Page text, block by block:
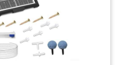
météorologiques imprévisibles
en extérieur. Fonction de lecture
dynamique : le simulateur de
son Grasshopper intègre une
lecture dynamique en boucle
variée, éliminant la monotonie et
la répétition tout en offrant des
effets sonores réalistes et des